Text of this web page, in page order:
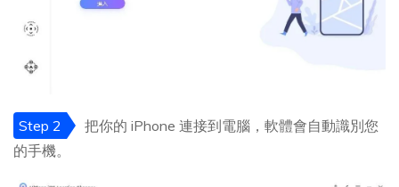
Step 2
把你的 iPhone 連接到電腦，軟體會自動識別您
的手機。